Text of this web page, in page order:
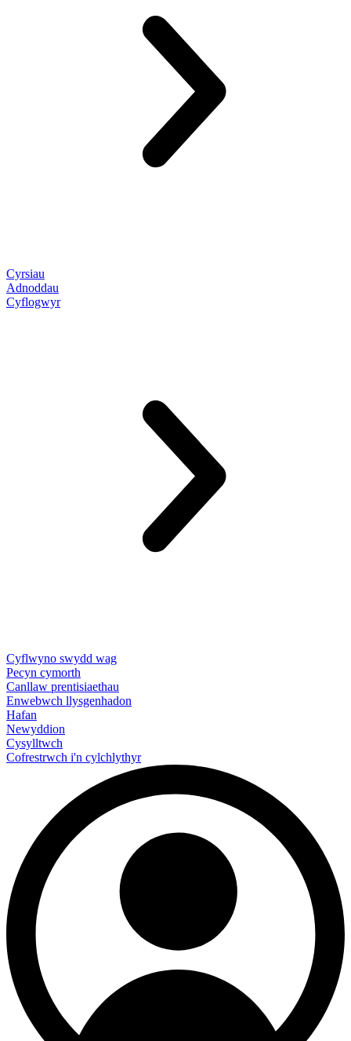
Cyrsiau
Adnoddau
Cyflogwyr
Cyflwyno swydd wag
Pecyn cymorth
Canllaw prentisiaethau
Enwebwch llysgenhadon
Hafan
Newyddion
Cysylltwch
Cofrestrwch i'n cylchlythyr